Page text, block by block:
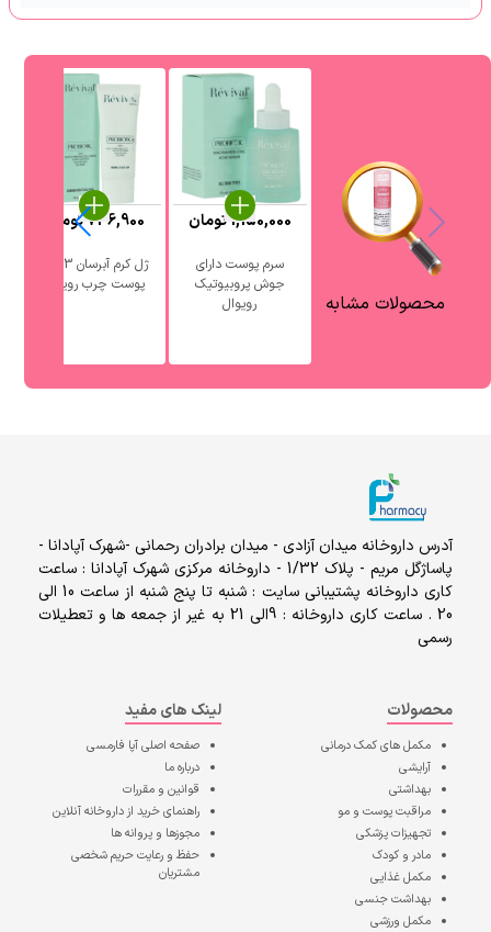
محصولات مشابه
سرم پوست دارای
جوش پروبیوتیک
رویوال
1,150,000تومان
پوست چرب رویوال
736,900تومان
آدرس داروخانه میدان آزادی - میدان برادران رحمانی -شهرک آپادانا -
پاساژگل مریم - پلاک 1/32 - داروخانه مرکزی شهرک آپادانا : ساعت
کاری داروخانه پشتیبانی سایت : شنبه تا پنج شنبه از ساعت 10 الی
20 . ساعت کاری داروخانه : 9الی 21 به غیر از جمعه ها و تعطیلات
رسمی
محصولات
مکمل های کمک درمانی
آرایشی
بهداشتی
مراقبت پوست و مو
تجهیزات پزشکی
مادر و کودک
مکمل غذایی
بهداشت جنسی
مکمل ورزشی
لینک های مفید
صفحه اصلیآپا فارمسی
درباره ما
قوانین و مقررات
راهنمای خرید از داروخانه آنلاین
مجوزها و پروانه ها
حفظ و رعایت حریم شخصی
مشتریان